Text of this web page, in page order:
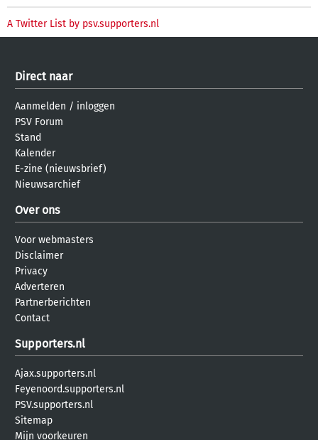
A Twitter List by psv.supporters.nl
Direct naar
Aanmelden / inloggen
PSV Forum
Stand
Kalender
E-zine (nieuwsbrief)
Nieuwsarchief
Over ons
Voor webmasters
Disclaimer
Privacy
Adverteren
Partnerberichten
Contact
Supporters.nl
Ajax.supporters.nl
Feyenoord.supporters.nl
PSV.supporters.nl
Sitemap
Mijn voorkeuren